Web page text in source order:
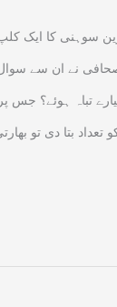
سوہنی کا ایک
نے ان سے سوال
تباہ ہوئے؟ جس
تعداد بتا دی تو